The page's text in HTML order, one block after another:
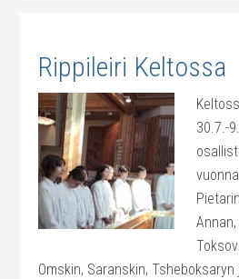
Rippileiri Keltossa
30.7.-
Omskin, Saranskin, Tsheboksaryn